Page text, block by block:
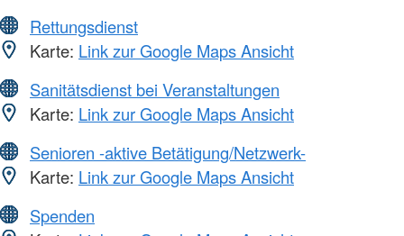
Rettungsdienst
Karte: Link zur Google Maps Ansicht
Sanitätsdienst bei Veranstaltungen
Karte: Link zur Google Maps Ansicht
Senioren -aktive Betätigung/Netzwerk-
Karte: Link zur Google Maps Ansicht
Spenden